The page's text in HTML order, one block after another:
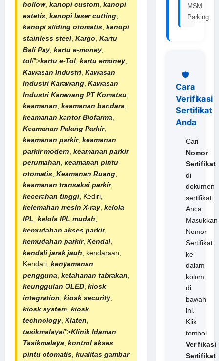
hollow, kanopi custom, kanopi
estetis, kanopi laser cutting,
kanopi sliding otomatis, kanopi
stainless steel, Kargo, Kartu
Bali Pay, kartu e-money,
tol/">kartu e-Tol, kartu emoney,
Kawasan Industri, Kawasan
Industri Karawang, Kawasan
Industri Karawang PT Komatsu,
keamanan, keamanan bandara,
keamanan kantor Biofarma,
Keamanan Palang Parkir,
keamanan parkir, keamanan
parkir modern, keamanan parkir
perumahan, keamanan pintu
otomatis, Keamanan Ruang,
keamanan transaksi parkir,
kecerahan tinggi, Kediri,
kelemahan mesin X-ray, kelola
IPL, kelola IPL mudah,
kemudahan akses parkir,
kemudahan parkir, Kendal,
kendali jarak jauh, kendaraan,
Kendari, kenyamanan
pengguna, ketahanan tabrakan,
keunggulan OLED, kiosk
integration, kiosk security,
kiosk system, kiosk
technology, Klaten,
tasikmalaya/">Klinik Idaman
Tasikmalaya, kontrol akses
pintu otomatis, kualitas gambar
MSM
Parking.
🛡️
Cara
Verifikasi
Sertifikat
Anda
Cari
Nomor
Sertifikat
di
dokumen
sertifikat
Anda.
Masukkan
Nomor
Sertifikat
ke
dalam
kolom
di
bawah
ini.
Klik
tombol
Verifikasi
Sertifikat.